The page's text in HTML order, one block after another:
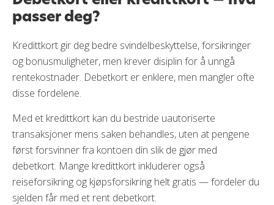
trenger Trumf-kredittkortet for å få bonus på Trumf
Netthandel, men at du må være Trumf-medlem.
Trumf kredittkort har i tillegg en brukbar
reiseforsikring, men den er ikke like omfattende som
den du får med Sparebank 1 Platinum. Den inkluderer
ikkeleiebilforsikring
Du bør trolig kombinere flere
kort
Det har dessverre vært en klar trend de siste årene at
passer deg?
Kredittkort gir deg bedre svindelbeskyttelse, forsikringer
og bonusmuligheter, men krever disiplin for å unngå
rentekostnader. Debetkort er enklere, men mangler ofte
disse fordelene.
Med et kredittkort kan du bestride uautoriserte
transaksjoner mens saken behandles, uten at pengene
først forsvinner fra kontoen din slik de gjør med
debetkort. Mange kredittkort inkluderer også
reiseforsikring og kjøpsforsikring helt gratis — fordeler du
sjelden får med et rent debetkort.